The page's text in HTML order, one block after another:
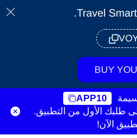
Travel
BUY
APP10
الآن!